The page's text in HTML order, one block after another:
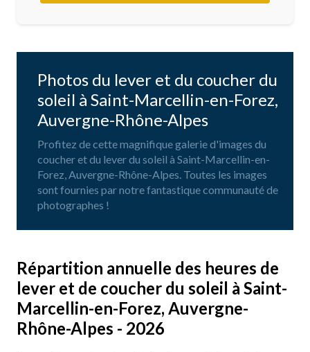
Photos du lever et du coucher du
soleil à Saint-Marcellin-en-Forez,
Auvergne-Rhône-Alpes
Profitez de cette magnifique galerie d'images du
coucher et du lever du soleil à Saint-Marcellin-en-
Forez, Auvergne-Rhône-Alpes. Toutes les images
sont fournies par notre fantastique communauté de
photographes !
Répartition annuelle des heures de
lever et de coucher du soleil à Saint-
Marcellin-en-Forez, Auvergne-
Rhône-Alpes - 2026